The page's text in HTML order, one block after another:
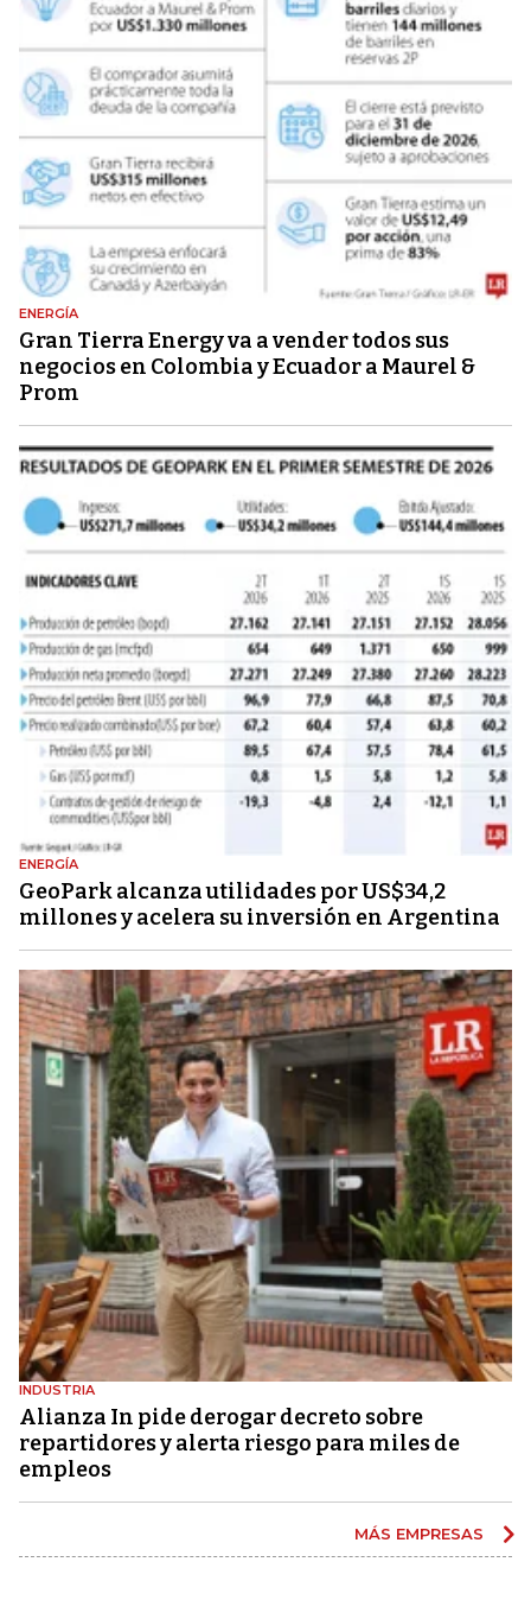
ENERGÍA
Gran Tierra Energy va a vender todos sus
negocios en Colombia y Ecuador a Maurel &
Prom
ENERGÍA
GeoPark alcanza utilidades por US$34,2
millones y acelera su inversión en Argentina
INDUSTRIA
Alianza In pide derogar decreto sobre
repartidores y alerta riesgo para miles de
empleos
MÁS EMPRESAS